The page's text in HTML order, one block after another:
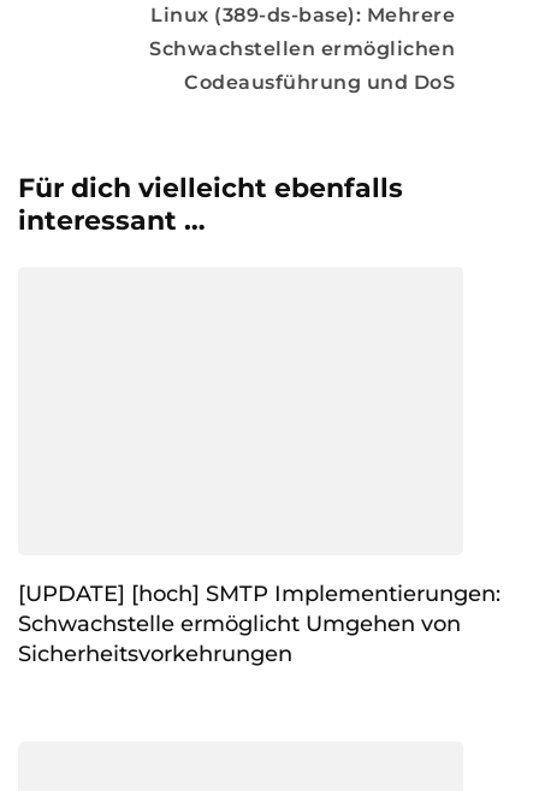
Linux (389-ds-base): Mehrere
Schwachstellen ermöglichen
Codeausführung und DoS
Für dich vielleicht ebenfalls
interessant …
[UPDATE] [hoch] SMTP Implementierungen:
Schwachstelle ermöglicht Umgehen von
Sicherheitsvorkehrungen